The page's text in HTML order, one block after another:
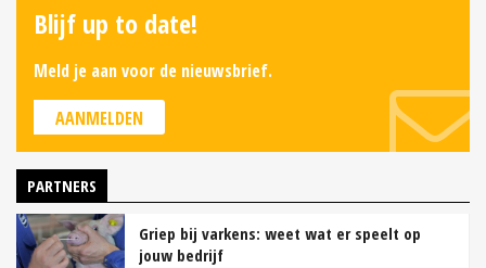
Blijf up to date!
Meld je aan voor de nieuwsbrief.
AANMELDEN
PARTNERS
Griep bij varkens: weet wat er speelt op
jouw bedrijf